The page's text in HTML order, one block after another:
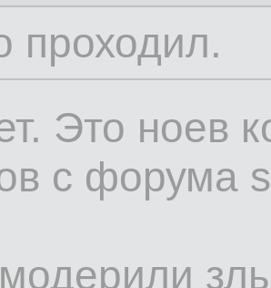
проходил.
Это ноев
с форума